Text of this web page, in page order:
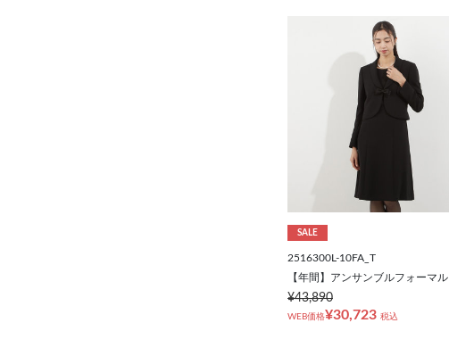
SALE
2516300L-10FA_T
【年間】アンサンブルフォーマル
¥43,890
WEB価格¥30,723 税込